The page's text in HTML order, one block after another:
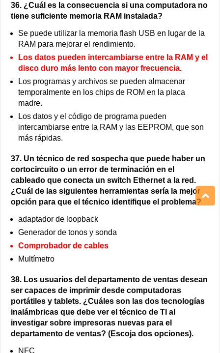
36. ¿Cuál es la consecuencia si una computadora no
tiene suficiente memoria RAM instalada?
Se puede utilizar la memoria flash USB en lugar de la
RAM para mejorar el rendimiento.
Los datos pueden intercambiarse entre la RAM y el
disco duro más lento con mayor frecuencia.
Los programas y archivos se pueden almacenar
temporalmente en los chips de ROM en la placa
madre.
Los datos y el código de programa pueden
intercambiarse entre la RAM y las EEPROM, que son
más rápidas.
37. Un técnico de red sospecha que puede haber un
cortocircuito o un error de terminación en el
cableado que conecta un switch Ethernet a la red.
¿Cuál de las siguientes herramientas sería la mejor
opción para que el técnico identifique el problema?
adaptador de loopback
Generador de tonos y sonda
Comprobador de cables
Multímetro
38. Los usuarios del departamento de ventas desean
ser capaces de imprimir desde computadoras
portátiles y tablets. ¿Cuáles son las dos tecnologías
inalámbricas que debe ver el técnico de TI al
investigar sobre impresoras nuevas para el
departamento de ventas? (Escoja dos opciones).
NFC